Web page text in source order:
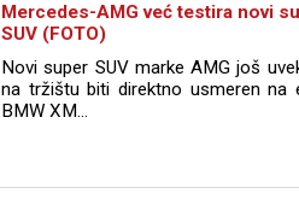
Mercedes-AMG već testira novi
SUV (FOTO)
Novi super SUV marke AMG još
na tržištu biti direktno usmeren na
BMW XM...